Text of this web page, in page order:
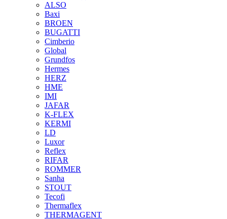
ALSO
Baxi
BROEN
BUGATTI
Cimberio
Global
Grundfos
Hermes
HERZ
HME
IMI
JAFAR
K-FLEX
KERMI
LD
Luxor
Reflex
RIFAR
ROMMER
Sanha
STOUT
Tecofi
Thermaflex
THERMAGENT